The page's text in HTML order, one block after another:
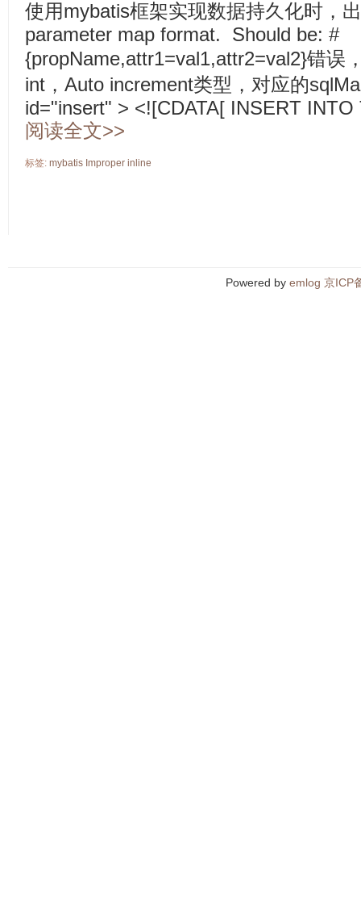
使用mybatis框架实现数据持久化时，
parameter map format. Should be: #
{propName,attr1=val1,attr2=val2}错误
int，Auto increment类型，对应的
id="insert" > <![CDATA[ INSERT
阅读全文>>
标签: mybatis Improper inline
Powered by emlog 京ICP